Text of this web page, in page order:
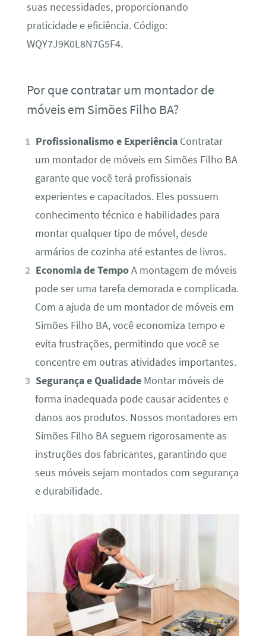
suas necessidades, proporcionando
praticidade e eficiência. Código:
WQY7J9K0L8N7G5F4.
Por que contratar um montador de
móveis em Simões Filho BA?
Profissionalismo e Experiência Contratar
um montador de móveis em Simões Filho BA
garante que você terá profissionais
experientes e capacitados. Eles possuem
conhecimento técnico e habilidades para
montar qualquer tipo de móvel, desde
armários de cozinha até estantes de livros.
Economia de TempoA montagem de móveis
pode ser uma tarefa demorada e complicada.
Com a ajuda de um montador de móveis em
Simões Filho BA, você economiza tempo e
evita frustrações, permitindo que você se
concentre em outras atividades importantes.
Segurança e Qualidade Montar móveis de
forma inadequada pode causar acidentes e
danos aos produtos. Nossos montadores em
Simões Filho BA seguem rigorosamente as
instruções dos fabricantes, garantindo que
seus móveis sejam montados com segurança
e durabilidade.